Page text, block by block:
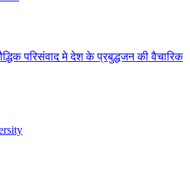
परिसंवाद मे देश के प्रबुद्धजन की वैचारिक